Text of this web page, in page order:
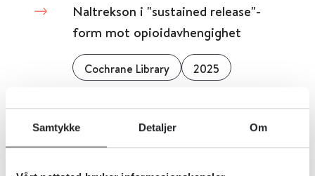
Samtykke Detaljer Om
Naltrekson i "sustained release"-
form mot opioidavhengighet
Cochrane Library 2025
Detaljer